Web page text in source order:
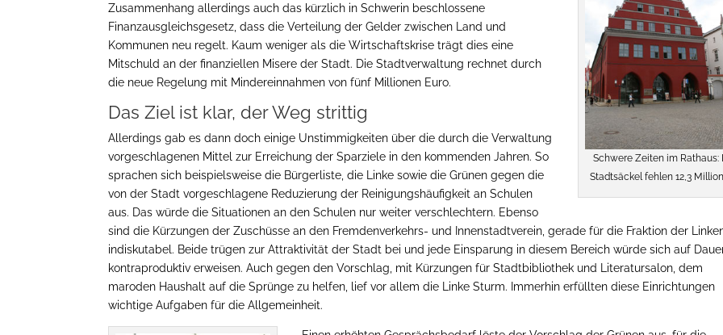
Schwere Zeiten im Rathaus:
Stadtsäckel fehlen 12,3
Zusammenhang allerdings auch das kürzlich in Schwerin beschlossene
Finanzausgleichsgesetz, dass die Verteilung der Gelder zwischen Land und
Kommunen neu regelt. Kaum weniger als die Wirtschaftskrise trägt dies eine
Mitschuld an der finanziellen Misere der Stadt. Die Stadtverwaltung rechnet durch
die neue Regelung mit Mindereinnahmen von fünf Millionen Euro.
Das Ziel ist klar, der Weg strittig
Allerdings gab es dann doch einige Unstimmigkeiten über die durch die Verwaltung
vorgeschlagenen Mittel zur Erreichung der Sparziele in den kommenden Jahren. So
sprachen sich beispielsweise die Bürgerliste, die Linke sowie die Grünen gegen die
von der Stadt vorgeschlagene Reduzierung der Reinigungshäufigkeit an Schulen
aus. Das würde die Situationen an den Schulen nur weiter verschlechtern. Ebenso
sind die Kürzungen der Zuschüsse an den Fremdenverkehrs- und Innenstadtverein, gerade für die Fraktion der
indiskutabel. Beide trügen zur Attraktivität der Stadt bei und jede Einsparung in diesem Bereich würde sich auf
kontraproduktiv erweisen. Auch gegen den Vorschlag, mit Kürzungen für Stadtbibliothek und Literatursalon, dem
maroden Haushalt auf die Sprünge zu helfen, lief vor allem die Linke Sturm. Immerhin erfüllten diese Einrichtungen
wichtige Aufgaben für die Allgemeinheit.